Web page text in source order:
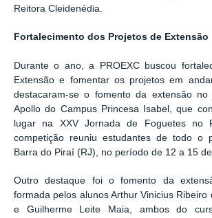
Reitora Cleidenédia.
Fortalecimento dos Projetos de Extensão
Durante o ano, a PROEXC buscou
Extensão e fomentar os projetos em
destacaram-se o fomento da extensão
Apollo do Campus Princesa Isabel, que
lugar na XXV Jornada de Foguetes no
competição reuniu estudantes de todo o
Barra do Piraí (RJ), no período de 12 a 15
Outro destaque foi o fomento da
formada pelos alunos Arthur Vinicius Ribeiro
e Guilherme Leite Maia, ambos do